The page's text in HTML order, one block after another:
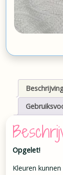
Opgelet!
Kleuren